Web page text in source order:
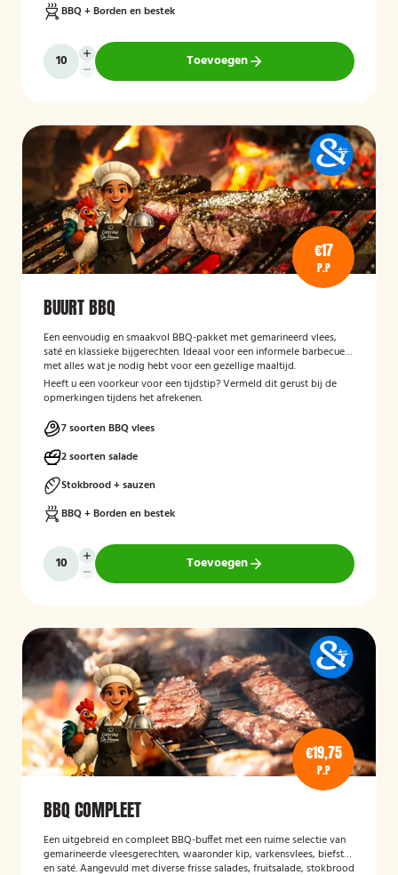
BBQ + Borden en bestek
Toevoegen
€17
P.P
BUURT BBQ
Een eenvoudig en smaakvol BBQ-pakket met gemarineerd vlees,
saté en klassieke bijgerechten. Ideaal voor een informele barbecue
met alles wat je nodig hebt voor een gezellige maaltijd.
Heeft u een voorkeur voor een tijdstip? Vermeld dit gerust bij de
opmerkingen tijdens het afrekenen.
7 soorten BBQ vlees
2 soorten salade
Stokbrood + sauzen
BBQ + Borden en bestek
Toevoegen
€19,75
P.P
BBQ COMPLEET
Een uitgebreid en compleet BBQ-buffet met een ruime selectie van
gemarineerde vleesgerechten, waaronder kip, varkensvlees, biefstuk
en saté. Aangevuld met diverse frisse salades, fruitsalade, stokbrood